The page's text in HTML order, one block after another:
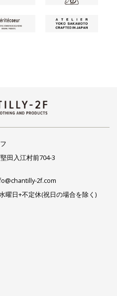
田入江村前704-3
2f.com
曜日+不定休(祝日の場合を除く)